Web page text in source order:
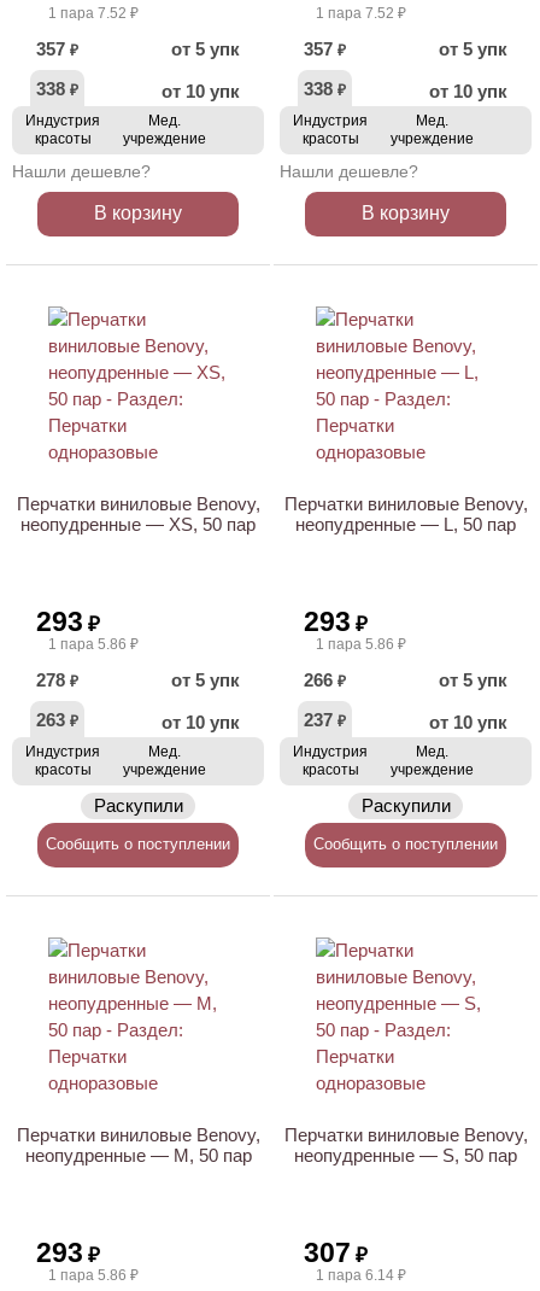
1 пара 7.52 ₽
357 ₽
от 5 упк
338 ₽ от 10 упк
Индустрия
красоты
Мед.
учреждение
Нашли дешевле?
В корзину
1 пара 7.52 ₽
357 ₽
от 5 упк
338 ₽ от 10 упк
Индустрия
красоты
Мед.
учреждение
Нашли дешевле?
В корзину
Перчатки виниловые Benovy,
неопудренные — XS, 50 пар
293 ₽
1 пара 5.86 ₽
278 ₽
от 5 упк
263 ₽ от 10 упк
Индустрия
красоты
Мед.
учреждение
Раскупили
Сообщить о поступлении
Перчатки виниловые Benovy,
неопудренные — L, 50 пар
293 ₽
1 пара 5.86 ₽
266 ₽
от 5 упк
237 ₽ от 10 упк
Индустрия
красоты
Мед.
учреждение
Раскупили
Сообщить о поступлении
Перчатки виниловые Benovy,
неопудренные — M, 50 пар
293 ₽
1 пара 5.86 ₽
Перчатки виниловые Benovy,
неопудренные — S, 50 пар
307 ₽
1 пара 6.14 ₽